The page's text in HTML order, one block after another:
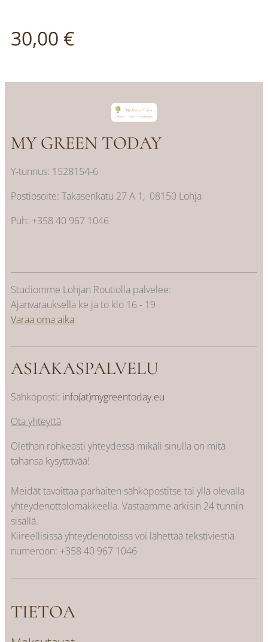
30,00 €
MY GREEN TODAY
Y-tunnus: 1528154-6
Postiosoite: Takasenkatu 27 A 1, 08150 Lohja
Puh: +358 40 967 1046
Studiomme Lohjan Routiolla palvelee:
Ajanvarauksella ke ja to klo 16 - 19
Varaa oma aika
ASIAKASPALVELU
Sähköposti: info(at)mygreentoday.eu
Ota yhteyttä
Olethan rohkeasti yhteydessä mikäli sinulla on mitä
tahansa kysyttävää!
Meidät tavoittaa parhaiten sähköpostitse tai yllä olevalla
yhteydenottolomakkeella. Vastaamme arkisin 24 tunnin
sisällä.
Kiireellisissä yhteydenotoissa voi lähettää tekstiviestiä
numeroon: +358 40 967 1046
TIETOA